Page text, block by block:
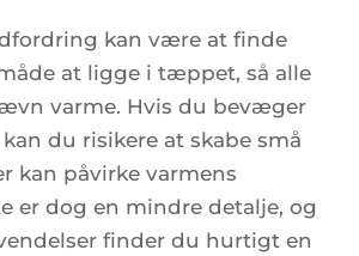
kan være at finde
at ligge i tæppet, så alle
varme. Hvis du bevæger
du risikere at skabe små
kan påvirke varmens
er dog en mindre detalje, og
finder du hurtigt en